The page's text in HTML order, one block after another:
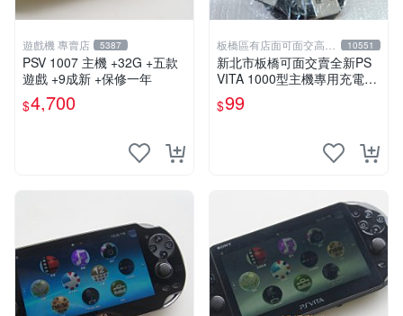
遊戲機 專賣店 5387
PSV 1007 主機 +32G +五款
遊戲 +9成新 +保修一年
$4,700
板橋區有店面可面交高價
回收電玩
10551
新北市板橋可面交賣全新PS
VITA 1000型主機專用充電
線....超便宜只賣99元
$99